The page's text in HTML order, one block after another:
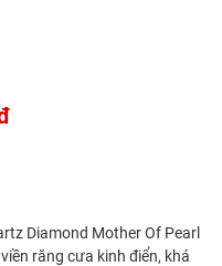
Diamond Mother Of Pearl
răng cưa kinh điển, khá